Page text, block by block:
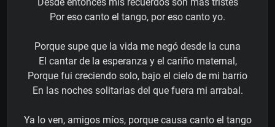
Desde entonces mis recuerdos son más tristes
Por eso canto el tango, por eso canto yo.
Porque supe que la vida me negó desde la cuna
El cantar de la esperanza y el cariño maternal,
Porque fui creciendo solo, bajo el cielo de mi barrio
En las noches solitarias del que fuera mi arrabal.
Ya lo ven, amigos míos, porque causa canto el tango